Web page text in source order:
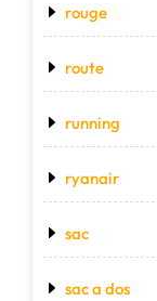
rouge
route
running
ryanair
sac
sac a dos